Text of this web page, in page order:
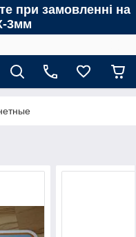
при замовленні на
3мм